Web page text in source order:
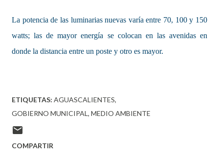
La potencia de las luminarias nuevas varía entre 70, 100 y 150
watts; las de mayor energía se colocan en las avenidas en
donde la distancia entre un poste y otro es mayor.
ETIQUETAS: AGUASCALIENTES
GOBIERNO MUNICIPAL MEDIO AMBIENTE
COMPARTIR